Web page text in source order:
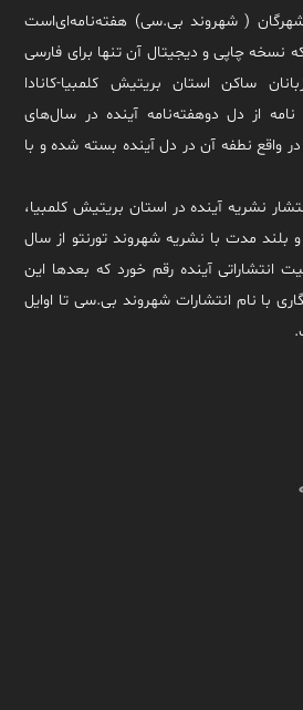
( شهروند بی.سی) هفته‌نامه‌ای‌است
نسخه چاپی و دیجیتال آن تنها برای فارسی
ساکن استان بریتیش کلمبیا-کانادا
از دل دوهفته‌نامه آینده در سال‌های
آورد و در واقع نطفه آن در دل آینده بسته شده و با
نشریه آینده در استان بریتیش کلمبیا،
مدت با نشریه شهروند تورنتو از سال
انتشاراتی آینده رقم خورد که بعدها این
با نام انتشارات شهروند بی.سی تا اوایل